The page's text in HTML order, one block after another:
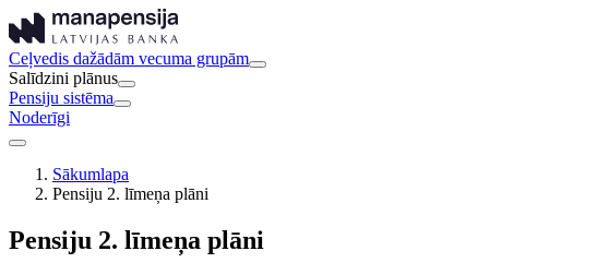
Ceļvedis dažādām vecuma grupām
Salīdzini plānus
Pensiju sistēma
Noderīgi
Sākumlapa
Pensiju 2. līmeņa plāni
Pensiju 2. līmeņa plāni